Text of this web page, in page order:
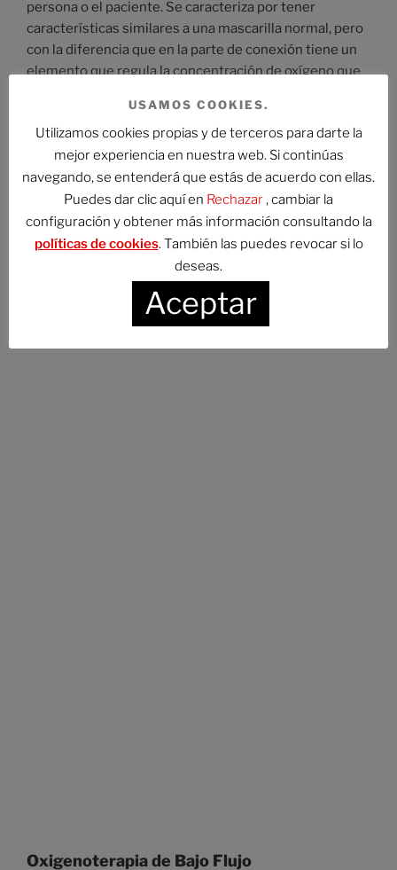
persona o el paciente. Se caracteriza por tener
características similares a una mascarilla normal, pero
con la diferencia que en la parte de conexión tiene un
elemento que regula la concentración de oxígeno que
¿Dónde Comprar Mascarilla Venturi Colores?
Llegaste al lugar indicado. Aquí encontrarás la
selección de los mejores artículos de Amazon. Compra
aquí tu mascarilla oxígeno.
Oxigenoterapia de Bajo Flujo
USAMOS COOKIES.
Utilizamos cookies propias y de terceros para darte la
mejor experiencia en nuestra web. Si continúas
navegando, se entenderá que estás de acuerdo con ellas.
Puedes dar clic aquí en Rechazar , cambiar la
configuración y obtener más información consultando la
políticas de cookies. También las puedes revocar si lo
deseas.
Aceptar